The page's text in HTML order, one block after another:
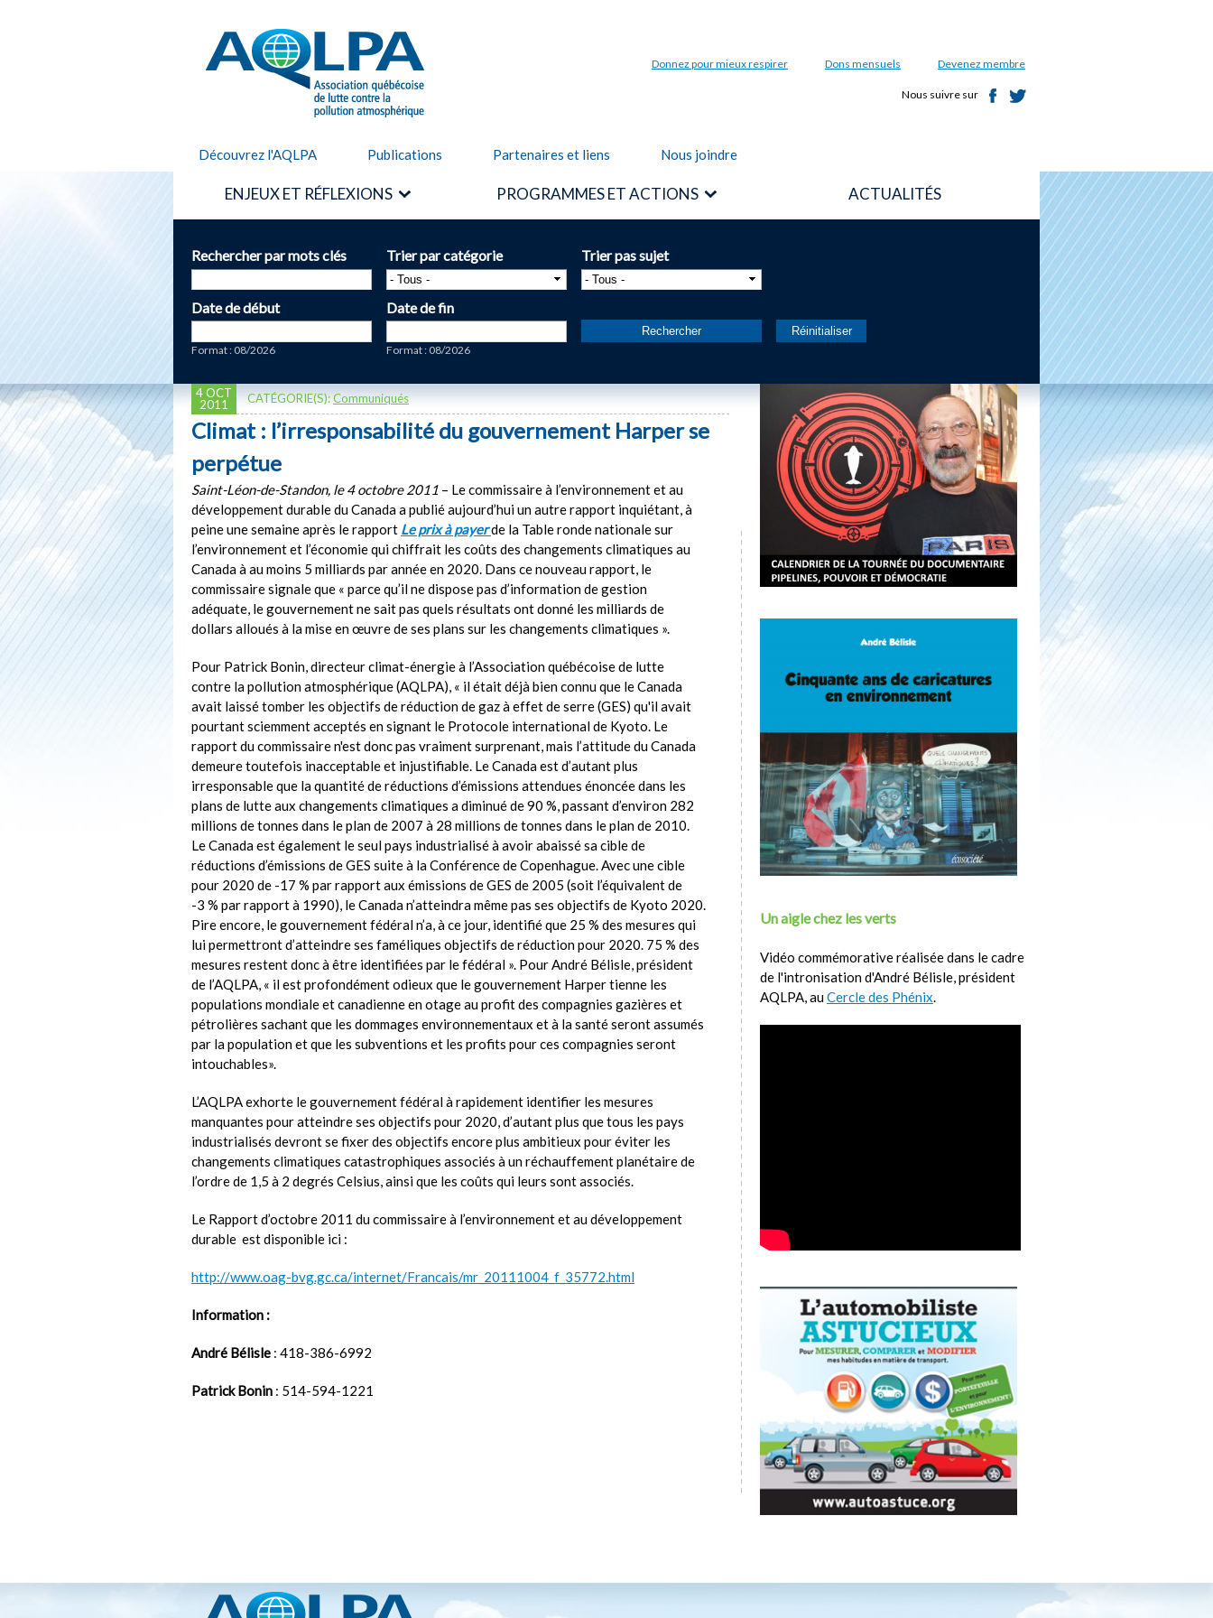
AQLPA Donnez pour mieux respirer Dons mensuels Devenez membre
Nous suivre sur
Découvrez l'AQLPA Publications Partenaires et liens Nous joindre
ENJEUX ET RÉFLEXIONS PROGRAMMES ET ACTIONS ACTUALITÉS
Rechercher par mots clés Trier par catégorie Trier pas sujet
Date de début
Format : 08/2026
Date de fin
Format : 08/2026
4 OCT
2011
CATÉGORIE(S):Communiqués
Climat : l’irresponsabilité du gouvernement Harper se
perpétue
Saint-Léon-de-Standon, le 4 octobre 2011 – Le commissaire à l’environnement et au
développement durable du Canada a publié aujourd’hui un autre rapport inquiétant, à
peine une semaine après le rapport Le prix à payerde la Table ronde nationale sur
l’environnement et l’économie qui chiffrait les coûts des changements climatiques au
Canada à au moins 5 milliards par année en 2020. Dans ce nouveau rapport, le
commissaire signale que « parce qu’il ne dispose pas d’information de gestion
adéquate, le gouvernement ne sait pas quels résultats ont donné les milliards de
dollars alloués à la mise en œuvre de ses plans sur les changements climatiques ».
Pour Patrick Bonin, directeur climat-énergie à l’Association québécoise de lutte
contre la pollution atmosphérique (AQLPA), « il était déjà bien connu que le Canada
avait laissé tomber les objectifs de réduction de gaz à effet de serre (GES) qu'il avait
pourtant sciemment acceptés en signant le Protocole international de Kyoto. Le
rapport du commissaire n'est donc pas vraiment surprenant, mais l’attitude du Canada
demeure toutefois inacceptable et injustifiable. Le Canada est d’autant plus
irresponsable que la quantité de réductions d’émissions attendues énoncée dans les
plans de lutte aux changements climatiques a diminué de 90 %, passant d’environ 282
millions de tonnes dans le plan de 2007 à 28 millions de tonnes dans le plan de 2010.
Le Canada est également le seul pays industrialisé à avoir abaissé sa cible de
réductions d’émissions de GES suite à la Conférence de Copenhague. Avec une cible
pour 2020 de -17 % par rapport aux émissions de GES de 2005 (soit l’équivalent de
-3 % par rapport à 1990), le Canada n’atteindra même pas ses objectifs de Kyoto 2020.
Pire encore, le gouvernement fédéral n’a, à ce jour, identifié que 25 % des mesures qui
lui permettront d’atteindre ses faméliques objectifs de réduction pour 2020. 75 % des
mesures restent donc à être identifiées par le fédéral ». Pour André Bélisle, président
de l’AQLPA, « il est profondément odieux que le gouvernement Harper tienne les
populations mondiale et canadienne en otage au profit des compagnies gazières et
pétrolières sachant que les dommages environnementaux et à la santé seront assumés
par la population et que les subventions et les profits pour ces compagnies seront
intouchables».
L’AQLPA exhorte le gouvernement fédéral à rapidement identifier les mesures
manquantes pour atteindre ses objectifs pour 2020, d’autant plus que tous les pays
industrialisés devront se fixer des objectifs encore plus ambitieux pour éviter les
changements climatiques catastrophiques associés à un réchauffement planétaire de
l’ordre de 1,5 à 2 degrés Celsius, ainsi que les coûts qui leurs sont associés.
Le Rapport d’octobre 2011 du commissaire à l’environnement et au développement
durable est disponible ici :
http://www.oag-bvg.gc.ca/internet/Francais/mr_20111004_f_35772.html
Information :
André Bélisle : 418-386-6992
Patrick Bonin : 514-594-1221
Un aigle chez les verts
Vidéo commémorative réalisée dans le cadre
de l'intronisation d'André Bélisle, président
AQLPA, auCercle des Phénix.